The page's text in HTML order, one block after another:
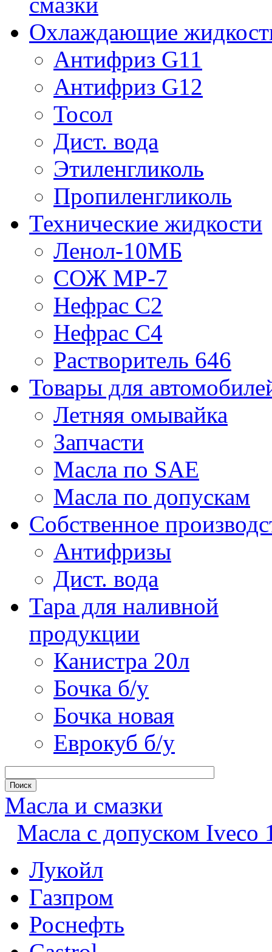
Охлаждающие
Антифриз G11
Антифриз G12
Тосол
Дист. вода
Этиленгликоль
Пропиленгликоль
Технические жидкости
Ленол-10МБ
СОЖ МР-7
Нефрас С2
Нефрас С4
Растворитель 646
Товары для
Летняя омывайка
Запчасти
Масла по SAE
Масла по допускам
Собственное
Антифризы
Дист. вода
Тара для наливной
продукции
Канистра 20л
Бочка б/у
Бочка новая
Еврокуб б/у
Масла и смазки
Масла с допуском Iveco
Лукойл
Газпром
Роснефть